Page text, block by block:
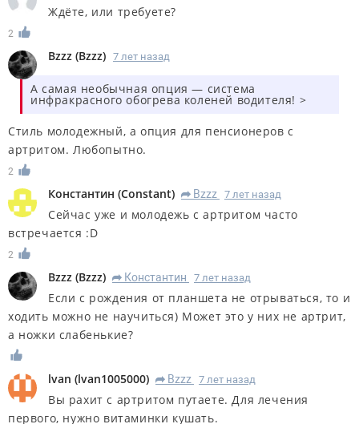
Ждёте, или требуете?
2
Bzzz (Bzzz) 7 лет назад
А самая необычная опция — система
инфракрасного обогрева коленей водителя! >
Стиль молодежный, а опция для пенсионеров с
артритом. Любопытно.
2
Константин (Constant) R Bzzz 7 лет назад
Сейчас уже и молодежь с артритом часто
встречается :D
2
Bzzz (Bzzz) R Константин 7 лет назад
Если с рождения от планшета не отрываться, то и
ходить можно не научиться) Может это у них не артрит,
а ножки слабенькие?
lvan (lvan1005000) R Bzzz 7 лет назад
Вы рахит с артритом путаете. Для лечения
первого, нужно витаминки кушать.